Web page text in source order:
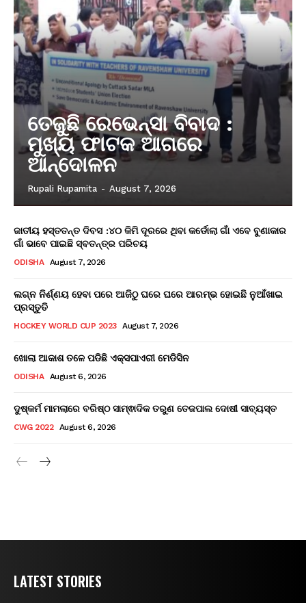
ତେଜୁଛି ରେଭେନ୍ସା ବିବାଦ :
ମୁଖ୍ୟ ଫାଟକ ଆଗରେ
ଆନ୍ଦୋଳନ
Rupali Rupamita - August 7, 2026
ଜାତୀୟ ହସ୍ତତନ୍ତ ଦିବସ :୪୦ କିମି ଦୂରରେ ଥିବା କର୍ଡୋଲା ଗାଁ ଏବେ ବୁଣାକାର
ଗାଁ ଭାବେ ପାଇଛି ସ୍ବତନ୍ତ୍ର ପରିଚୟ
ODISHA August 7, 2026
ଲଗ୍ନ ନିର୍ଣ୍ଣୟ ହେବା ପରେ ଆଜିଠୁ ଘରେ ଘରେ ଆରମ୍ଭ ହୋଇଛି ନୁଆଁଖାଇ
ପ୍ରସ୍ତୁତି
HOCKEY WORLD CUP 2023 August 7, 2026
ଖୋଲା ଆକାଶ ତଳେ ପଡିଛି ଏକ୍ସପାଏରୀ ମେଡିସିନ
ODISHA August 6, 2026
ଦୁଷ୍କର୍ମ ମାମଲାରେ ବରିଷ୍ଠ ସାମ୍ଵାଦିକ ତରୁଣ ତେଜପାଲ ଦୋଷୀ ସାବ୍ୟସ୍ତ
CWG 2022 August 6, 2026
LATEST STORIES